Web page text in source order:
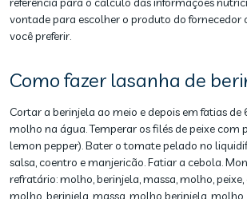
vontade para escolher o produto do fornecedor
você preferir.
Como fazer lasanha de
Cortar a berinjela ao meio e depois em fatias de
molho na água. Temperar os filés de peixe com
lemon pepper). Bater o tomate pelado no
salsa, coentro e manjericão. Fatiar a cebola.
refratário: molho, berinjela, massa, molho, peixe,
molho, berinjela, massa, molho berinjela, molho.